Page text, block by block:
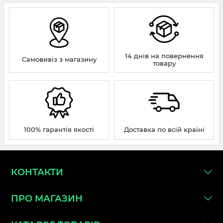
Самовивіз з магазину
14 днів на повернення
товару
100% гарантія якості Доставка по всій країні
КОНТАКТИ
ПРО МАГАЗИН